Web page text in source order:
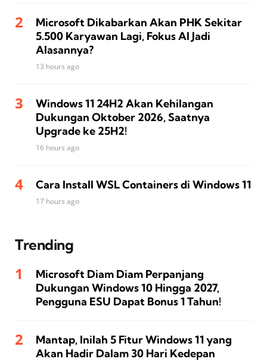
Microsoft Dikabarkan Akan PHK Sekitar
5.500 Karyawan Lagi, Fokus AI Jadi
Alasannya?
13 hours ago
Windows 11 24H2 Akan Kehilangan
Dukungan Oktober 2026, Saatnya
Upgrade ke 25H2!
16 hours ago
Cara Install WSL Containers di Windows 11
17 hours ago
Trending
Microsoft Diam Diam Perpanjang
Dukungan Windows 10 Hingga 2027,
Pengguna ESU Dapat Bonus 1 Tahun!
Mantap, Inilah 5 Fitur Windows 11 yang
Akan Hadir Dalam 30 Hari Kedepan